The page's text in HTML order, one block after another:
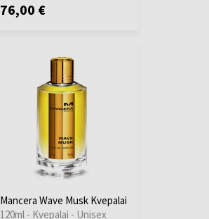
76,00 €
Mancera Wave Musk Kvepalai
120ml - Kvepalai - Unisex